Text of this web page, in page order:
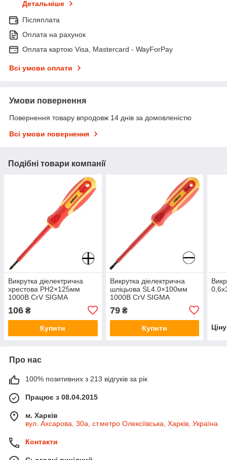
Детальніше
Післяплата
Оплата на рахунок
Оплата картою Visa, Mastercard - WayForPay
Всі умови оплати
Умови повернення
Повернення товару впродовж 14 днів за домовленістю
Всі умови повернення
Подібні товари компанії
Викрутка діелектрична
хрестова PH2×125мм
1000В CrV SIGMA
106 ₴
Купити
Викрутка діелектрична
шліцьова SL4.0×100мм
1000В CrV SIGMA
79₴
Купити
Про нас
100% позитивних з 213 відгуків за рік
Працює з 08.04.2015
м. Харків
вул. Ахсарова, 30а, ст.метро Олексіївська, Харків, Україна
Контакти